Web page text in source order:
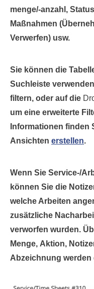
menge/-anzahl,
Maßnahmen
Verwerfen) usw.
Sie können die
Suchleiste
filtern, oder auf die
um eine erweiterte
Informationen finden
Ansichten erstellen.
Wenn Sie Service-/
können Sie die
welche Arbeiten
zusätzliche
verworfen wurden.
Menge, Aktion,
Abzeichnung werden